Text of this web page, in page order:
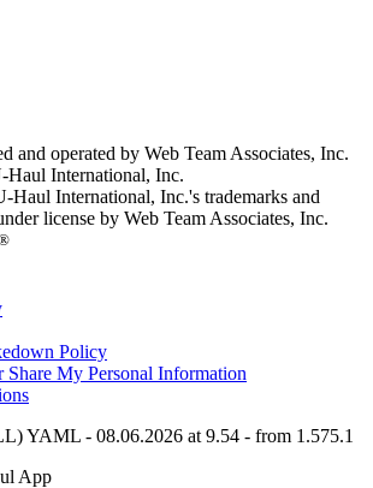
and operated by Web Team Associates, Inc.
Haul International, Inc.
Haul International, Inc.'s trademarks and
license by Web Team Associates, Inc.
Policy
My Personal Information
YAML - 08.06.2026 at 9.54 - from 1.575.1
App